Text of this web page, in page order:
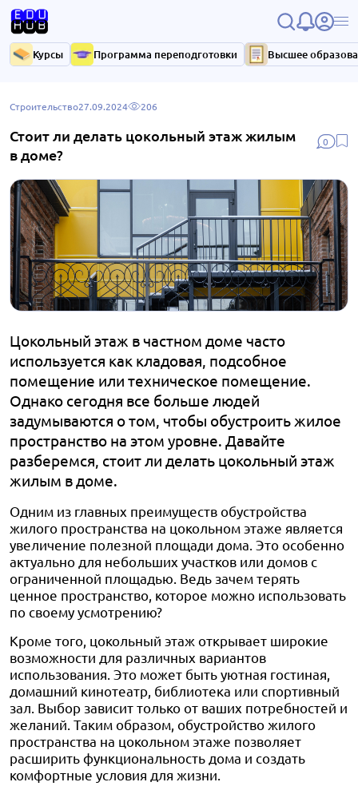
Курсы Программа переподготовки Высшее
0
Строительство27.09.2024 206
Стоит ли делать цокольный этаж жилым
в доме?
Цокольный этаж в частном доме часто
используется как кладовая, подсобное
помещение или техническое помещение.
Однако сегодня все больше людей
задумываются о том, чтобы обустроить жилое
пространство на этом уровне. Давайте
разберемся, стоит ли делать цокольный этаж
жилым в доме.
Одним из главных преимуществ обустройства
жилого пространства на цокольном этаже является
увеличение полезной площади дома. Это особенно
актуально для небольших участков или домов с
ограниченной площадью. Ведь зачем терять
ценное пространство, которое можно использовать
по своему усмотрению?
Кроме того, цокольный этаж открывает широкие
возможности для различных вариантов
использования. Это может быть уютная гостиная,
домашний кинотеатр, библиотека или спортивный
зал. Выбор зависит только от ваших потребностей и
желаний. Таким образом, обустройство жилого
пространства на цокольном этаже позволяет
расширить функциональность дома и создать
комфортные условия для жизни.